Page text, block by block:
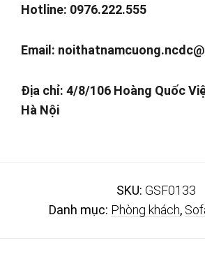
Hotline: 0976.222.555
Email:
Địa chỉ: 4/8/106 Hoàng Quốc
Hà Nội
SKU: GSF0133
Danh mục: Phòng khách,